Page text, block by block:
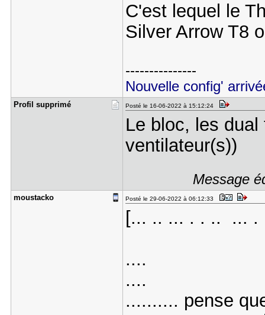
C'est lequel le
Silver Arrow T8
---------------
Nouvelle config'
Profil sup​primé Posté le 16-06-2022 à 15:12:24
Le bloc, les
ventilateur(s))
Message
moustacko Posté le 29-06-2022 à 06:12:33
[... .. ... . . .. ... .
....
....
.......... pense